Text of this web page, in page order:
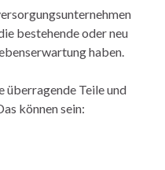
bestehende oder neu
haben.
überragende Teile und
können sein: